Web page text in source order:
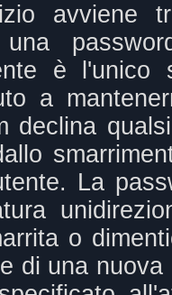
avviene
è
a
declina
La
o
di una